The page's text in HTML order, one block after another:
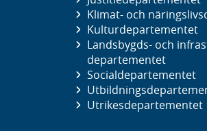
Klimat- och
Kultur­departementet
Landsbygds- och
departementet
Social­departementet
Utrikes­departementet